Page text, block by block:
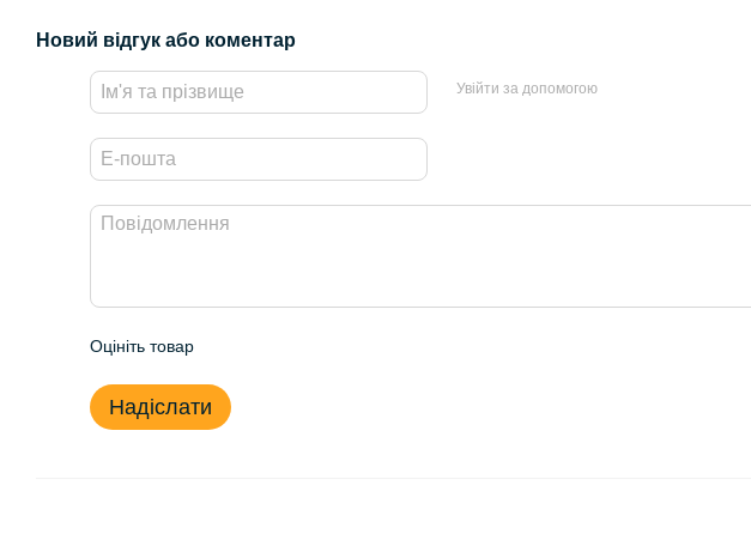
Новий відгук або коментар
Увійти за допомогою
Оцініть товар
Надіслати